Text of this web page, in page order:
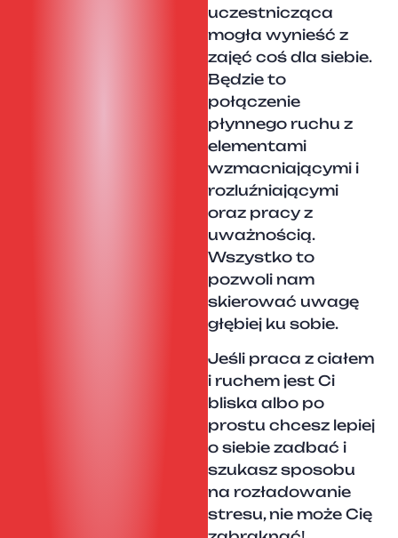
uczestnicząca
mogła wynieść z
zajęć coś dla siebie.
Będzie to
połączenie
płynnego ruchu z
elementami
wzmacniającymi i
rozluźniającymi
oraz pracy z
uważnością.
Wszystko to
pozwoli nam
skierować uwagę
głębiej ku sobie.
Jeśli praca z ciałem
i ruchem jest Ci
bliska albo po
prostu chcesz lepiej
o siebie zadbać i
szukasz sposobu
na rozładowanie
stresu, nie może Cię